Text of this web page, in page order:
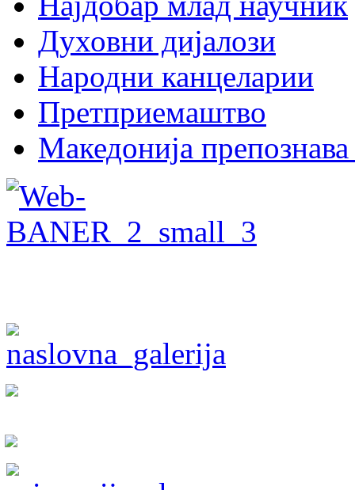
Духовни дијалози
Народни канцеларии
Претприемаштво
Македонија